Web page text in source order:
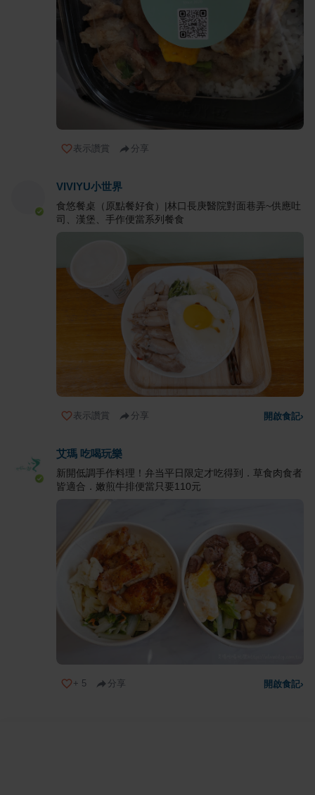
表示讚賞 分享
VIVIYU小世界
食悠餐桌（原點餐好食）|林口長庚醫院對面巷弄~供應吐
司、漢堡、手作便當系列餐食
表示讚賞 分享 開啟食記›
艾瑪 吃喝玩樂
新開低調手作料理！弁当平日限定才吃得到．草食肉食者
皆適合．嫩煎牛排便當只要110元
+ 5 分享 開啟食記›